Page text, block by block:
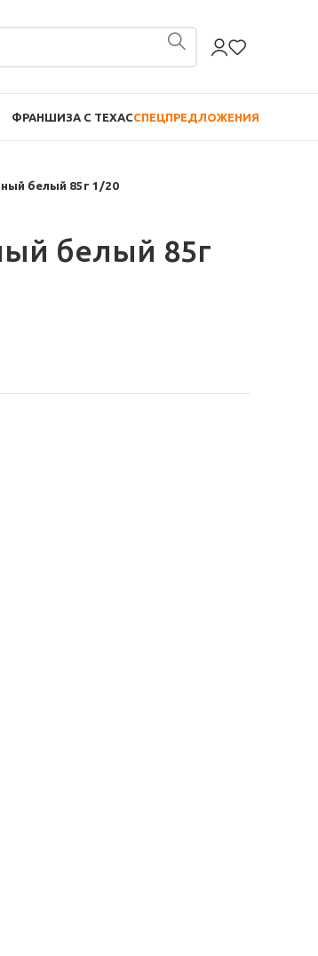
ФРАНШИЗА С TEXACСПЕЦПРЕДЛОЖЕНИЯ
белый 85г 1/20
белый 85г